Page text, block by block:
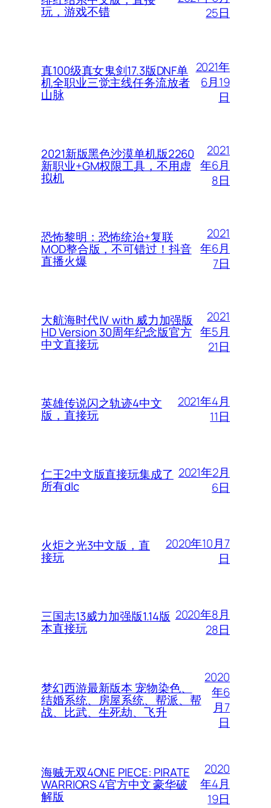
玩，游戏不错
25日
真100级真女鬼剑17.3版DNF单
机全职业三觉主线任务流放者
山脉
2021年
6月19
日
2021新版黑色沙漠单机版2260
新职业+GM权限工具，不用虚
拟机
2021
年6月
8日
恐怖黎明：恐怖统治+复联
MOD整合版，不可错过！抖音
直播火爆
2021
年6月
7日
大航海时代Ⅳ with 威力加强版
HD Version 30周年纪念版官方
中文直接玩
2021
年5月
21日
英雄传说闪之轨迹4中文
版，直接玩
2021年4月
11日
仁王2中文版直接玩集成了
所有dlc
2021年2月
6日
火炬之光3中文版，直
接玩
2020年10月7
日
三国志13威力加强版1.14版
本直接玩
2020年8月
28日
梦幻西游最新版本 宠物染色、
结婚系统、房屋系统、帮派、帮
战、比武、生死劫、飞升
2020
年6
月7
日
海贼无双4ONE PIECE: PIRATE
WARRIORS 4官方中文 豪华破
解版
2020
年4月
19日